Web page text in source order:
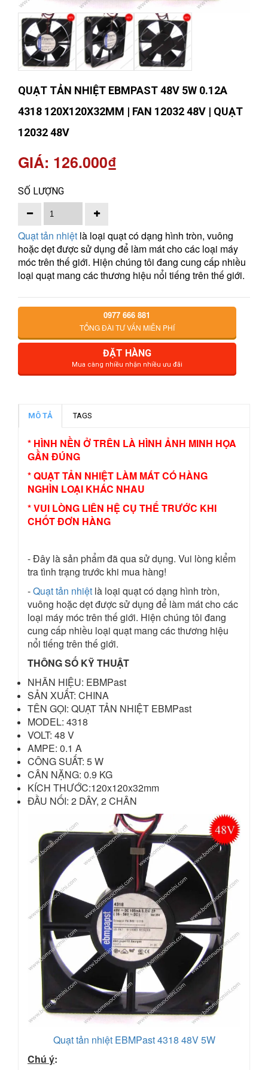
QUẠT TẢN NHIỆT EBMPAST 48V 5W 0.12A
4318 120X120X32MM | FAN 12032 48V | QUẠT
12032 48V
GIÁ: 126.000₫
SỐ LƯỢNG
Quạt tản nhiệt là loại quạt có dạng hình tròn, vuông
hoặc dẹt được sử dụng để làm mát cho các loại máy
móc trên thế giới. Hiện chúng tôi đang cung cấp nhiều
loại quạt mang các thương hiệu nổi tiếng trên thế giới.
0977 666 881
TỔNG ĐÀI TƯ VẤN MIỄN PHÍ
ĐẶT HÀNG
Mua càng nhiều nhận nhiều ưu đãi
MÔ TẢ TAGS
* HÌNH NỀN Ở TRÊN LÀ HÌNH ẢNH MINH HỌA
GẦN ĐÚNG
* QUẠT TẢN NHIỆT LÀM MÁT CÓ HÀNG
NGHÌN LOẠI KHÁC NHAU
* VUI LÒNG LIÊN HỆ CỤ THỂ TRƯỚC KHI
CHỐT ĐƠN HÀNG
- Đây là sản phẩm đã qua sử dụng. Vui lòng kiểm
tra tình trạng trước khi mua hàng!
-Quạt tản nhiệt là loại quạt có dạng hình tròn,
vuông hoặc dẹt được sử dụng để làm mát cho các
loại máy móc trên thế giới. Hiện chúng tôi đang
cung cấp nhiều loại quạt mang các thương hiệu
nổi tiếng trên thế giới.
THÔNG SỐ KỸ THUẬT
NHÃN HIỆU: EBMPast
SẢN XUẤT: CHINA
TÊN GỌI: QUẠT TẢN NHIỆT EBMPast
MODEL: 4318
VOLT: 48 V
AMPE: 0.1 A
CÔNG SUẤT: 5 W
CÂN NẶNG: 0.9 KG
KÍCH THƯỚC:120x120x32mm
ĐẦU NỐI: 2 DÂY, 2 CHÂN
Quạt tản nhiệt EBMPast 4318 48V 5W
Chú ý: